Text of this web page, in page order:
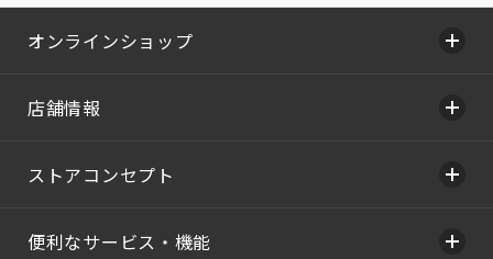
オンラインショップ
店舗情報
ストアコンセプト
便利なサービス・機能